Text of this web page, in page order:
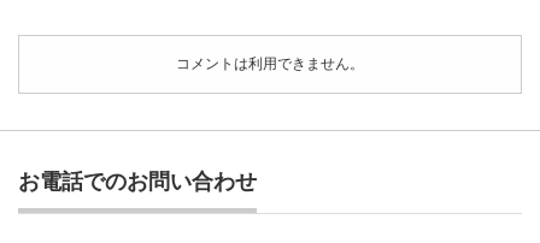
コメントは利用できません。
お電話でのお問い合わせ